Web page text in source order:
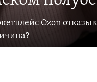
Ozon